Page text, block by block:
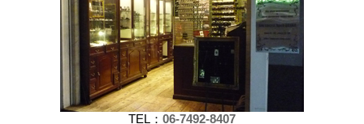
TEL： 06-7492-8407